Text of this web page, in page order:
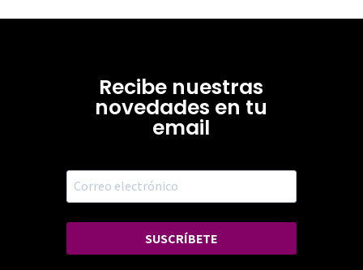
Recibe nuestras
novedades en tu
email
SUSCRÍBETE